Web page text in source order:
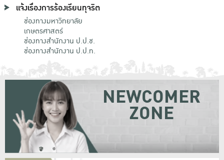
แจ้งเรื่องการร้องเรียนทุจริต
ช่องทางมหาวิทยาลัย
เกษตรศาสตร์
ช่องทางสำนักงาน ป.ป.ช.
ช่องทางสำนักงาน ป.ป.ท.
NEWCOMER
ZONE